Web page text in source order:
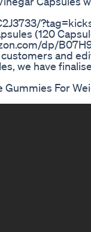
(120
dp/
and
we have
For